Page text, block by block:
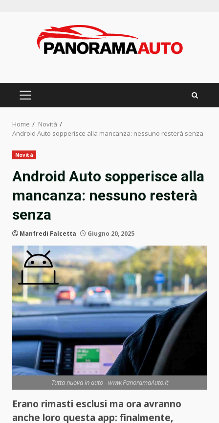
PRIMARY
Home
Novità
Android Auto sopperisce alla mancanza: nessuno resterà senza
Novità
Android Auto sopperisce alla
mancanza: nessuno resterà
senza
Manfredi Falcetta Giugno 20, 2025
Tutta nuova in auto - www.PanoramaAuto.it
Erano rimasti esclusi ma ora avranno
anche loro questa app: finalmente,